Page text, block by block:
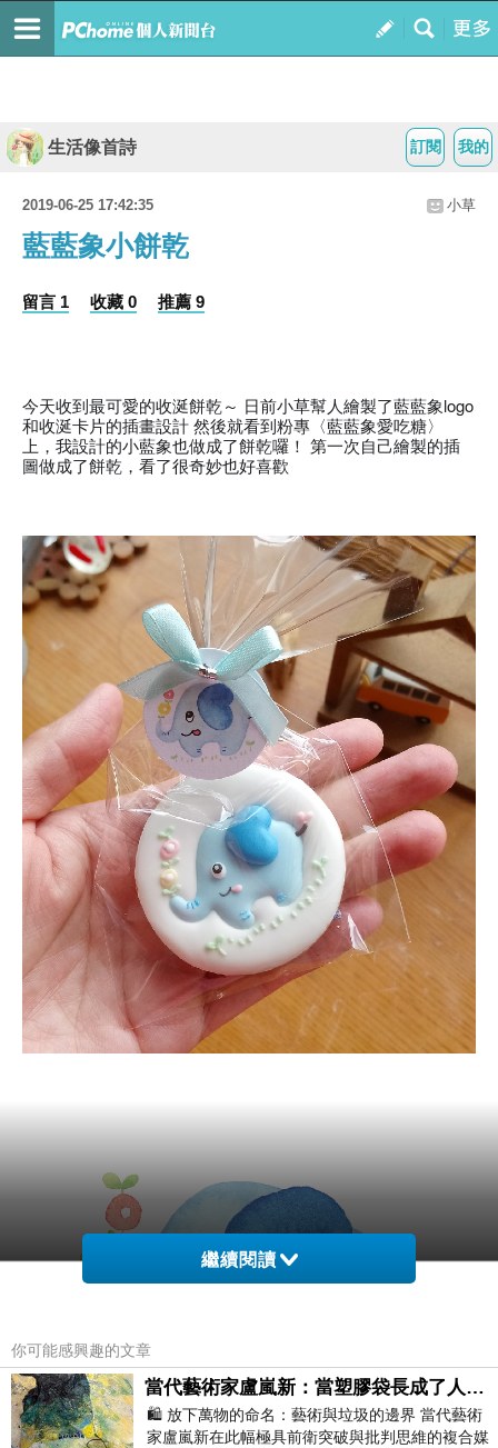
我的
訂閱
生活像首詩
2019-06-25 17:42:35 小草
藍藍象小餅乾
留言 1 收藏 0 推薦 9
今天收到最可愛的收涎餅乾～ 日前小草幫人繪製了藍藍象logo
和收涎卡片的插畫設計 然後就看到粉專〈藍藍象愛吃糖〉
上，我設計的小藍象也做成了餅乾囉！ 第一次自己繪製的插
圖做成了餅乾，看了很奇妙也好喜歡
繼續閱讀
你可能感興趣的文章
當代藝術家盧嵐新：當塑膠袋長成了人的模樣，我們的目光是否學會了放下偏見？
🛍️ 放下萬物的命名：藝術與垃圾的邊界 當代藝術
家盧嵐新在此幅極具前衛突破與批判思維的複合媒